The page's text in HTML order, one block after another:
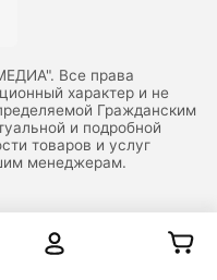
Все права
характер и не
Гражданским
и подробной
товаров и услуг
менеджерам.